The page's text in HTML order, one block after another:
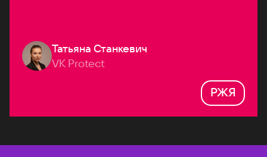
Татьяна Станкевич
VK Protect
РЖЯ